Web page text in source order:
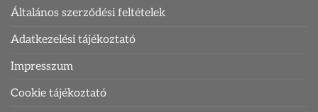
Általános szerződési feltételek
Adatkezelési tájékoztató
Impresszum
Cookie tájékoztató